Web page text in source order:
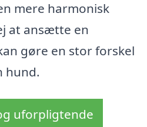
mere harmonisk
at ansætte en
gøre en stor forskel
hund.
uforpligtende